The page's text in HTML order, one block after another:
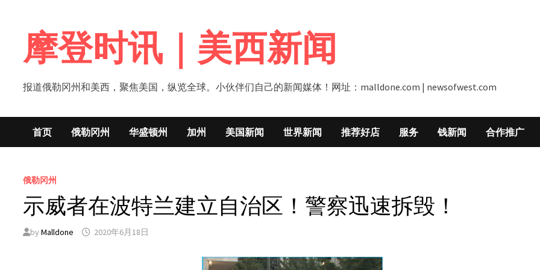
content摩登时讯｜美西新闻
报道俄勒冈州和美西，聚焦美国，纵览全球。小伙伴们自己的新闻媒体！网址：malldone.com | newsofwest.com
首页 俄勒冈州 华盛顿州 加州 美国新闻 世界新闻 推荐好店 服务 钱新闻 合作推广
俄勒冈州
示威者在波特兰建立自治区！警察迅速拆毁！
byMalldone 2020年6月18日